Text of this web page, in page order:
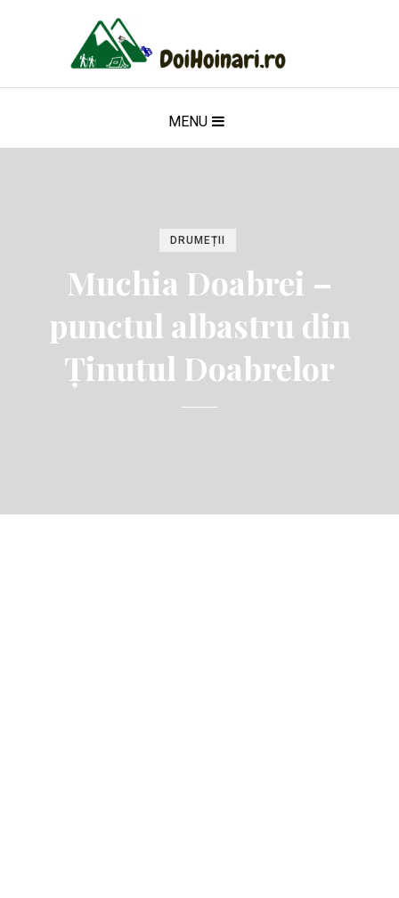
MENU
DRUMEȚII
Muchia Doabrei –
punctul albastru din
Ținutul Doabrelor